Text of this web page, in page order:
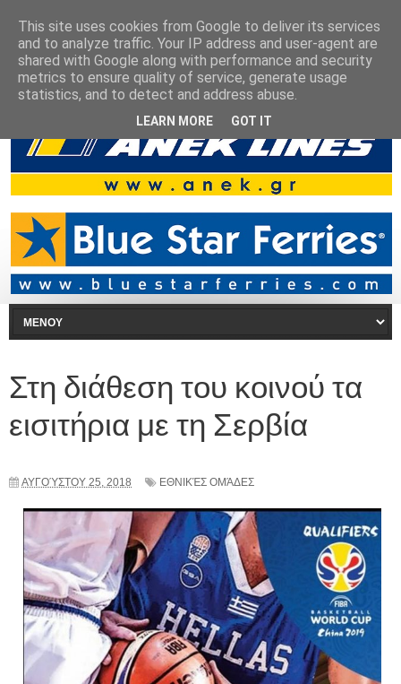
Στη διάθεση του κοινού τα
εισιτήρια με τη Σερβία
ΑΥΓΟΎΣΤΟΥ 25, 2018 ΕΘΝΙΚΈΣ ΟΜΆΔΕΣ
This site uses cookies from Google to deliver its services
and to analyze traffic. Your IP address and user-agent are
shared with Google along with performance and security
metrics to ensure quality of service, generate usage
statistics, and to detect and address abuse.
LEARN MORE GOT IT